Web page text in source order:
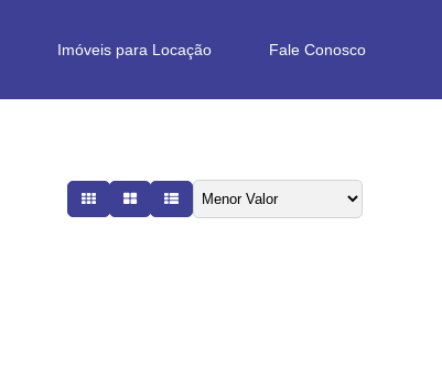
Fale Conosco
Imóveis para Locação